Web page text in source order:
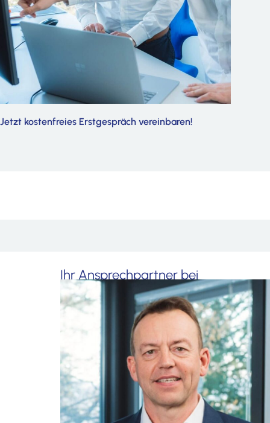
Trainings / Schulung
Begleitung externer Audits
Beschaffung von Fördergeldern
Jetzt kostenfreies Erstgespräch vereinbaren!
Ihr Ansprechpartner bei
Beratungsfragen
flaig@hopp-flaig.de
0711 / 320657-20
Kontaktieren sie uns jetzt